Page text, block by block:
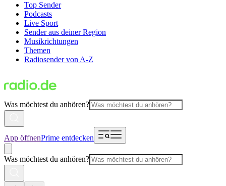
Top Sender
Podcasts
Live Sport
Sender aus deiner Region
Musikrichtungen
Themen
Radiosender von A-Z
Was möchtest du anhören?
App öffnenPrime entdecken
Was möchtest du anhören?